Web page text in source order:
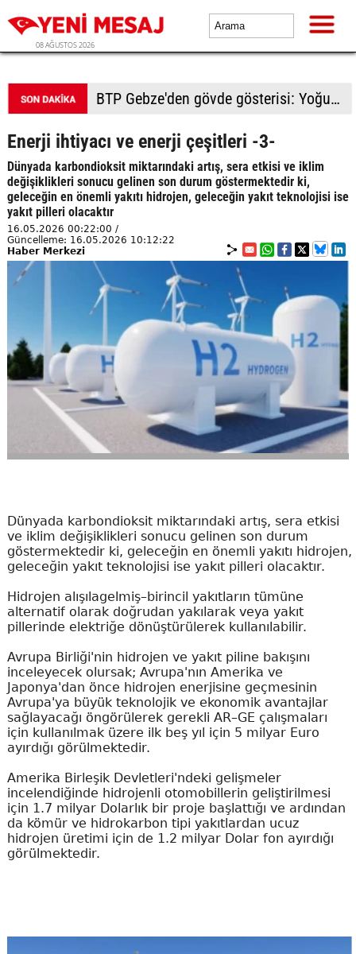
08 AĞUSTOS 2026
BTP Gebze'den gövde gösterisi: Yoğun katılımla yeni üyeler rozetlerini taktı
Enerji ihtiyacı ve enerji çeşitleri -3-
Dünyada karbondioksit miktarındaki artış, sera etkisi ve iklim
değişiklikleri sonucu gelinen son durum göstermektedir ki,
geleceğin en önemli yakıtı hidrojen, geleceğin yakıt teknolojisi ise
yakıt pilleri olacaktır
16.05.2026 00:22:00 /
Güncelleme: 16.05.2026 10:12:22
Haber Merkezi
Dünyada karbondioksit miktarındaki artış, sera etkisi
ve iklim değişiklikleri sonucu gelinen son durum
göstermektedir ki, geleceğin en önemli yakıtı hidrojen,
geleceğin yakıt teknolojisi ise yakıt pilleri olacaktır.
Hidrojen alışılagelmiş–birincil yakıtların tümüne
alternatif olarak doğrudan yakılarak veya yakıt
pillerinde elektriğe dönüştürülerek kullanılabilir.
Avrupa Birliği'nin hidrojen ve yakıt piline bakışını
inceleyecek olursak; Avrupa'nın Amerika ve
Japonya'dan önce hidrojen enerjisine geçmesinin
Avrupa'ya büyük teknolojik ve ekonomik avantajlar
sağlayacağı öngörülerek gerekli AR–GE çalışmaları
için kullanılmak üzere ilk beş yıl için 5 milyar Euro
ayırdığı görülmektedir.
Amerika Birleşik Devletleri'ndeki gelişmeler
incelendiğinde hidrojenli otomobillerin geliştirilmesi
için 1.7 milyar Dolarlık bir proje başlattığı ve ardından
da kömür ve hidrokarbon tipi yakıtlardan ucuz
hidrojen üretimi için de 1.2 milyar Dolar fon ayırdığı
görülmektedir.